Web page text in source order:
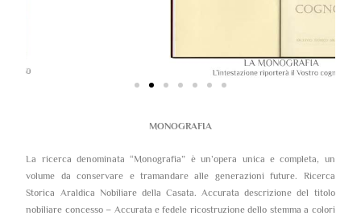
MONOGRAFIA
La ricerca denominata “Monografia” è un’opera unica e completa, un
volume da conservare e tramandare alle generazioni future. Ricerca
Storica Araldica Nobiliare della Casata. Accurata descrizione del titolo
nobiliare concesso – Accurata e fedele ricostruzione dello stemma a colori